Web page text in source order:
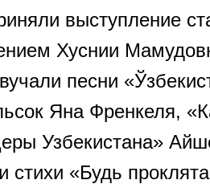
выступление
Хуснии
песни
Яна Френкеля,
Узбекистана»
стихи «Будь